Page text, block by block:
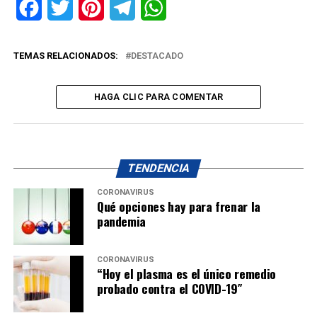
FacebookTwitter PinterestTelegram
TEMAS RELACIONADOS: DESTACADO
HAGA CLIC PARA COMENTAR
TENDENCIA
CORONAVIRUS
Qué opciones hay para frenar la
pandemia
CORONAVIRUS
“Hoy el plasma es el único remedio
probado contra el COVID-19″